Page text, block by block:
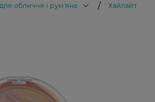
обличчя і рум'яна / Хайлайтери